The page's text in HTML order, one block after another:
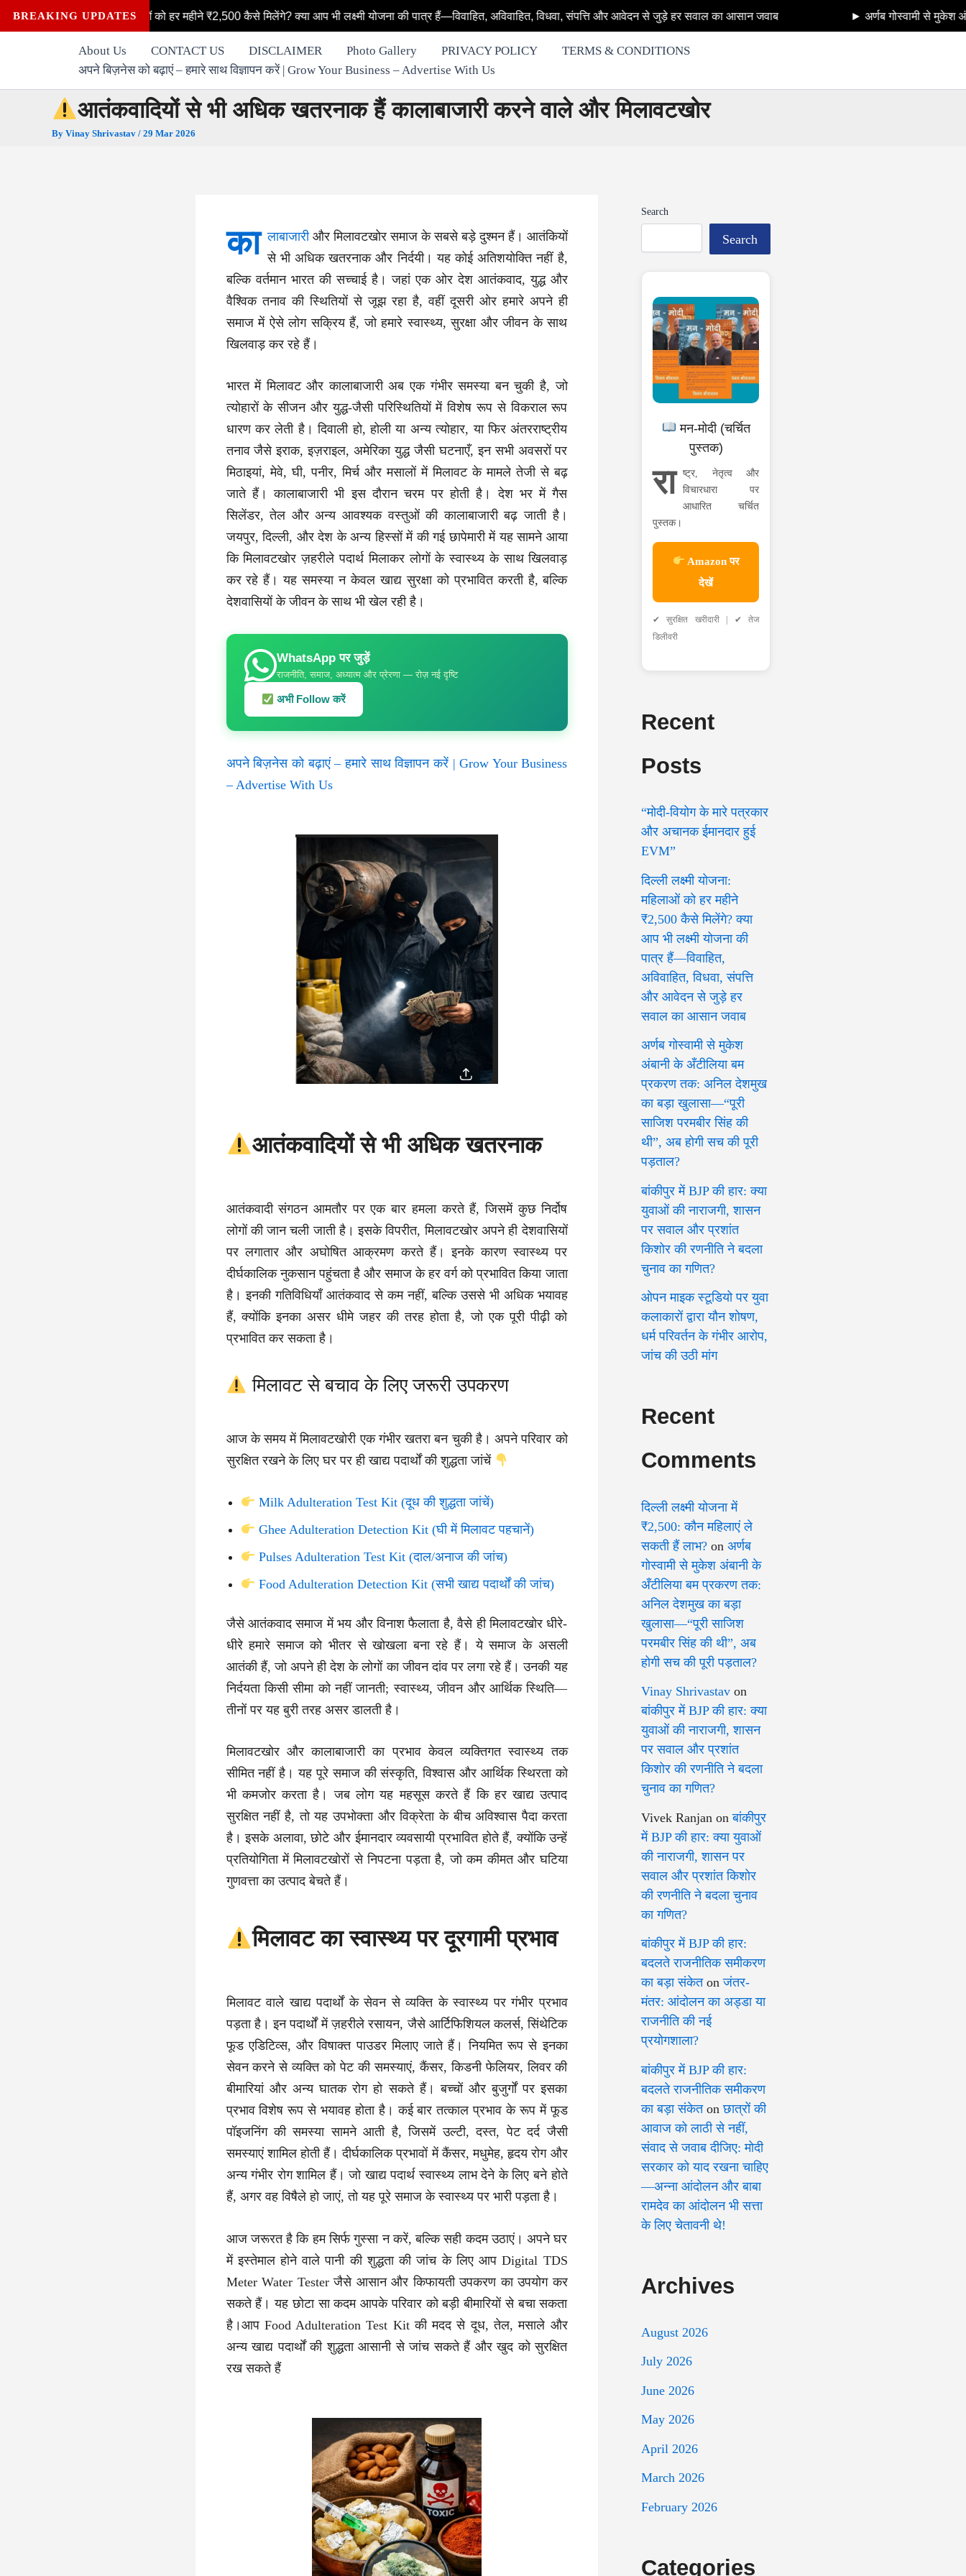
Skip
to
BREAKING UPDATES
योजना: महिलाओं को हर महीने ₹2,500 कैसे मिलेंगे? क्या आप भी लक्ष्मी योजना की पात्र हैं—विवाहित, अविवाहित, विधवा, संपत्ति और आवेदन से जुड़े हर सवाल का आसान जवाब ► अर्णब गोस्वामी से मुकेश अंबानी के अँटीलिया
About Us CONTACT US DISCLAIMER Photo Gallery PRIVACY POLICY
TERMS & CONDITIONS
अपने बिज़नेस को बढ़ाएं – हमारे साथ विज्ञापन करें | Grow Your Business – Advertise With Us
आतंकवादियों से भी अधिक खतरनाक हैं कालाबाजारी करने वाले और मिलावटखोर
By Vinay Shrivastav / 29 Mar 2026
का लाबाजारीऔर मिलावटखोर समाज के सबसे बड़े दुश्मन हैं। आतंकियों
से भी अधिक खतरनाक और निर्दयी। यह कोई अतिशयोक्ति नहीं है,
बल्कि वर्तमान भारत की सच्चाई है। जहां एक ओर देश आतंकवाद, युद्ध और
वैश्विक तनाव की स्थितियों से जूझ रहा है, वहीं दूसरी ओर हमारे अपने ही
समाज में ऐसे लोग सक्रिय हैं, जो हमारे स्वास्थ्य, सुरक्षा और जीवन के साथ
खिलवाड़ कर रहे हैं।
भारत में मिलावट और कालाबाजारी अब एक गंभीर समस्या बन चुकी है, जो
त्योहारों के सीजन और युद्ध‑जैसी परिस्थितियों में विशेष रूप से विकराल रूप
धारण कर लेती है। दिवाली हो, होली या अन्य त्योहार, या फिर अंतरराष्ट्रीय
तनाव जैसे इराक, इज़राइल, अमेरिका युद्ध जैसी घटनाएँ, इन सभी अवसरों पर
मिठाइयां, मेवे, घी, पनीर, मिर्च और मसालों में मिलावट के मामले तेजी से बढ़
जाते हैं। कालाबाजारी भी इस दौरान चरम पर होती है। देश भर में गैस
सिलेंडर, तेल और अन्य आवश्यक वस्तुओं की कालाबाजारी बढ़ जाती है।
जयपुर, दिल्ली, और देश के अन्य हिस्सों में की गई छापेमारी में यह सामने आया
कि मिलावटखोर ज़हरीले पदार्थ मिलाकर लोगों के स्वास्थ्य के साथ खिलवाड़
कर रहे हैं। यह समस्या न केवल खाद्य सुरक्षा को प्रभावित करती है, बल्कि
देशवासियों के जीवन के साथ भी खेल रही है।
WhatsApp पर जुड़ें
राजनीति, समाज, अध्यात्म और प्रेरणा — रोज़ नई दृष्टि
अभी Follow करें
अपने बिज़नेस को बढ़ाएं – हमारे साथ विज्ञापन करें | Grow Your Business
– Advertise With Us
आतंकवादियों से भी अधिक खतरनाक
आतंकवादी संगठन आमतौर पर एक बार हमला करते हैं, जिसमें कुछ निर्दोष
लोगों की जान चली जाती है। इसके विपरीत, मिलावटखोर अपने ही देशवासियों
पर लगातार और अघोषित आक्रमण करते हैं। इनके कारण स्वास्थ्य पर
दीर्घकालिक नुकसान पहुंचता है और समाज के हर वर्ग को प्रभावित किया जाता
है। इनकी गतिविधियाँ आतंकवाद से कम नहीं, बल्कि उससे भी अधिक भयावह
हैं, क्योंकि इनका असर धीमे जहर की तरह होता है, जो एक पूरी पीढ़ी को
प्रभावित कर सकता है।
मिलावट से बचाव के लिए जरूरी उपकरण
आज के समय में मिलावटखोरी एक गंभीर खतरा बन चुकी है। अपने परिवार को
सुरक्षित रखने के लिए घर पर ही खाद्य पदार्थों की शुद्धता जांचें
Milk Adulteration Test Kit (दूध की शुद्धता जांचें)
Ghee Adulteration Detection Kit (घी में मिलावट पहचानें)
Pulses Adulteration Test Kit (दाल/अनाज की जांच)
Food Adulteration Detection Kit (सभी खाद्य पदार्थों की जांच)
जैसे आतंकवाद समाज में भय और विनाश फैलाता है, वैसे ही मिलावटखोर धीरे-
धीरे हमारे समाज को भीतर से खोखला बना रहे हैं। ये समाज के असली
आतंकी हैं, जो अपने ही देश के लोगों का जीवन दांव पर लगा रहे हैं। उनकी यह
निर्दयता किसी सीमा को नहीं जानती; स्वास्थ्य, जीवन और आर्थिक स्थिति—
तीनों पर यह बुरी तरह असर डालती है।
मिलावटखोर और कालाबाजारी का प्रभाव केवल व्यक्तिगत स्वास्थ्य तक
सीमित नहीं है। यह पूरे समाज की संस्कृति, विश्वास और आर्थिक स्थिरता को
भी कमजोर करता है। जब लोग यह महसूस करते हैं कि हर खाद्य उत्पाद
सुरक्षित नहीं है, तो यह उपभोक्ता और विक्रेता के बीच अविश्वास पैदा करता
है। इसके अलावा, छोटे और ईमानदार व्यवसायी प्रभावित होते हैं, क्योंकि उन्हें
प्रतियोगिता में मिलावटखोरों से निपटना पड़ता है, जो कम कीमत और घटिया
गुणवत्ता का उत्पाद बेचते हैं।
मिलावट का स्वास्थ्य पर दूरगामी प्रभाव
मिलावट वाले खाद्य पदार्थों के सेवन से व्यक्ति के स्वास्थ्य पर गंभीर प्रभाव
पड़ता है। इन पदार्थों में ज़हरीले रसायन, जैसे आर्टिफिशियल कलर्स, सिंथेटिक
फूड एडिटिव्स, और विषाक्त पाउडर मिलाए जाते हैं। नियमित रूप से इनका
सेवन करने से व्यक्ति को पेट की समस्याएं, कैंसर, किडनी फेलियर, लिवर की
बीमारियां और अन्य घातक रोग हो सकते हैं। बच्चों और बुजुर्गों पर इसका
प्रभाव विशेष रूप से भयावह होता है। कई बार तत्काल प्रभाव के रूप में फूड
पॉइजनिंग की समस्या सामने आती है, जिसमें उल्टी, दस्त, पेट दर्द जैसी
समस्याएं शामिल होती हैं। दीर्घकालिक प्रभावों में कैंसर, मधुमेह, हृदय रोग और
अन्य गंभीर रोग शामिल हैं। जो खाद्य पदार्थ स्वास्थ्य लाभ देने के लिए बने होते
हैं, अगर वह विषैले हो जाएं, तो यह पूरे समाज के स्वास्थ्य पर भारी पड़ता है।
आज जरूरत है कि हम सिर्फ गुस्सा न करें, बल्कि सही कदम उठाएं। अपने घर
में इस्तेमाल होने वाले पानी की शुद्धता की जांच के लिए आप Digital TDS
Meter Water Tester जैसे आसान और किफायती उपकरण का उपयोग कर
सकते हैं। यह छोटा सा कदम आपके परिवार को बड़ी बीमारियों से बचा सकता
है।आप Food Adulteration Test Kit की मदद से दूध, तेल, मसाले और
अन्य खाद्य पदार्थों की शुद्धता आसानी से जांच सकते हैं और खुद को सुरक्षित
रख सकते हैं
Search
Search
मन-मोदी (चर्चित
पुस्तक)
रा
ष्ट्र, नेतृत्व और
विचारधारा पर
आधारित चर्चित
पुस्तक।
Amazon पर
देखें
✔ सुरक्षित खरीदारी | ✔ तेज
डिलीवरी
Recent
Posts
“मोदी-वियोग के मारे पत्रकार
और अचानक ईमानदार हुई
EVM”
दिल्ली लक्ष्मी योजना:
महिलाओं को हर महीने
₹2,500 कैसे मिलेंगे? क्या
आप भी लक्ष्मी योजना की
पात्र हैं—विवाहित,
अविवाहित, विधवा, संपत्ति
और आवेदन से जुड़े हर
सवाल का आसान जवाब
अर्णब गोस्वामी से मुकेश
अंबानी के अँटीलिया बम
प्रकरण तक: अनिल देशमुख
का बड़ा खुलासा—“पूरी
साजिश परमबीर सिंह की
थी”, अब होगी सच की पूरी
पड़ताल?
बांकीपुर में BJP की हार: क्या
युवाओं की नाराजगी, शासन
पर सवाल और प्रशांत
किशोर की रणनीति ने बदला
चुनाव का गणित?
ओपन माइक स्टूडियो पर युवा
कलाकारों द्वारा यौन शोषण,
धर्म परिवर्तन के गंभीर आरोप,
जांच की उठी मांग
Recent
Comments
दिल्ली लक्ष्मी योजना में
₹2,500: कौन महिलाएं ले
सकती हैं लाभ? on अर्णब
गोस्वामी से मुकेश अंबानी के
अँटीलिया बम प्रकरण तक:
अनिल देशमुख का बड़ा
खुलासा—“पूरी साजिश
परमबीर सिंह की थी”, अब
होगी सच की पूरी पड़ताल?
Vinay Shrivastav on
बांकीपुर में BJP की हार: क्या
युवाओं की नाराजगी, शासन
पर सवाल और प्रशांत
किशोर की रणनीति ने बदला
चुनाव का गणित?
Vivek Ranjan onबांकीपुर
में BJP की हार: क्या युवाओं
की नाराजगी, शासन पर
सवाल और प्रशांत किशोर
की रणनीति ने बदला चुनाव
का गणित?
बांकीपुर में BJP की हार:
बदलते राजनीतिक समीकरण
का बड़ा संकेतonजंतर-
मंतर: आंदोलन का अड्डा या
राजनीति की नई
प्रयोगशाला?
बांकीपुर में BJP की हार:
बदलते राजनीतिक समीकरण
का बड़ा संकेतonछात्रों की
आवाज को लाठी से नहीं,
संवाद से जवाब दीजिए: मोदी
सरकार को याद रखना चाहिए
—अन्ना आंदोलन और बाबा
रामदेव का आंदोलन भी सत्ता
के लिए चेतावनी थे!
Archives
August 2026
July 2026
June 2026
May 2026
April 2026
March 2026
February 2026
Categories